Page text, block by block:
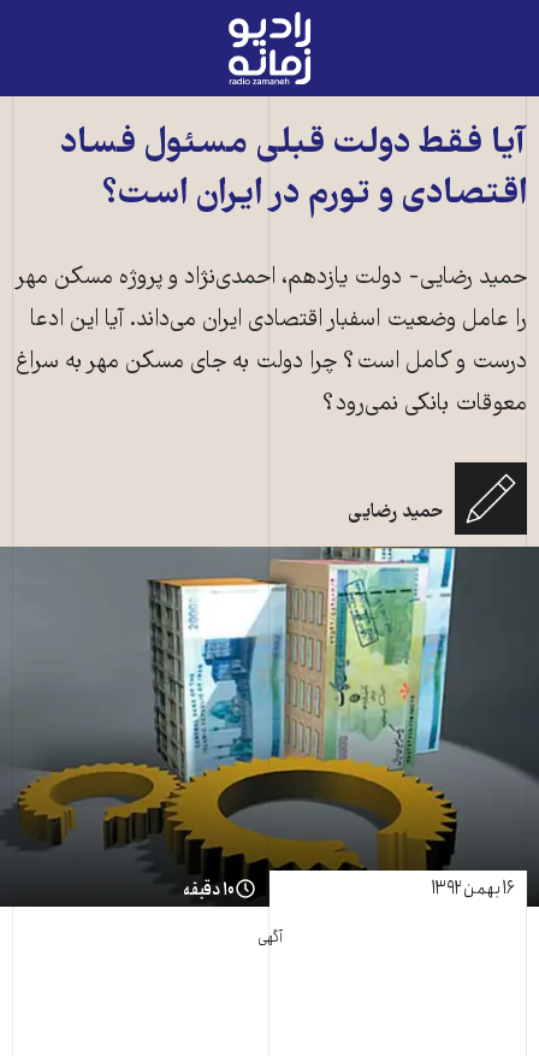
رادیو
زمانه
به
صفحه
اصلی
آیا فقط دولت قبلی مسئول فساد
اقتصادی و تورم در ایران است؟
حمید رضایی- دولت یازدهم، احمدی‌نژاد و پروژه مسکن مهر
را عامل وضعیت اسفبار اقتصادی ایران می‌داند. آیا این ادعا
درست و کامل است؟ چرا دولت به جای مسکن مهر به سراغ
معوقات بانکی نمی‌رود؟
حمید رضایی
۱۶ بهمن ۱۳۹۲ ۱۰ دقیقه
آگهی